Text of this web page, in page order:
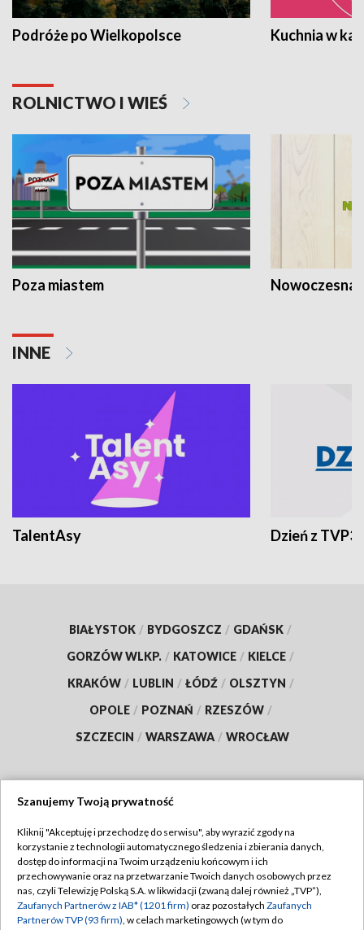
Podróże po Wielkopolsce Kuchnia w
ROLNICTWO I WIEŚ
Poza miastem Nowoczesna
INNE
TalentAsy Dzień z TVP3
BIAŁYSTOK / BYDGOSZCZ / GDAŃSK /
GORZÓW WLKP. / KATOWICE / KIELCE /
KRAKÓW / LUBLIN / ŁÓDŹ / OLSZTYN /
OPOLE / POZNAŃ / RZESZÓW /
SZCZECIN / WARSZAWA / WROCŁAW
TVP
Abonament TVP
Emisja w TVP
Regulamin TVP
Polityka prywatności
Szanujemy Twoją prywatność
Kliknij "Akceptuję i przechodzę do serwisu", aby wyrazić zgody na
korzystanie z technologii automatycznego śledzenia i zbierania danych,
dostęp do informacji na Twoim urządzeniu końcowym i ich
przechowywanie oraz na przetwarzanie Twoich danych osobowych przez
nas, czyli Telewizję Polską S.A. w likwidacji (zwaną dalej również „TVP”),
Zaufanych Partnerów z IAB* (1201 firm) oraz pozostałych Zaufanych
Partnerów TVP (93 firm), w celach marketingowych (w tym do